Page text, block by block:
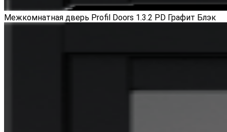
Межкомнатная дверь Profil Doors 1.3.2 PD Графит Блэк